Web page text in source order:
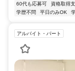
60代も応募可
資格取得
学歴不問
平日のみOK
アルバイト・パート